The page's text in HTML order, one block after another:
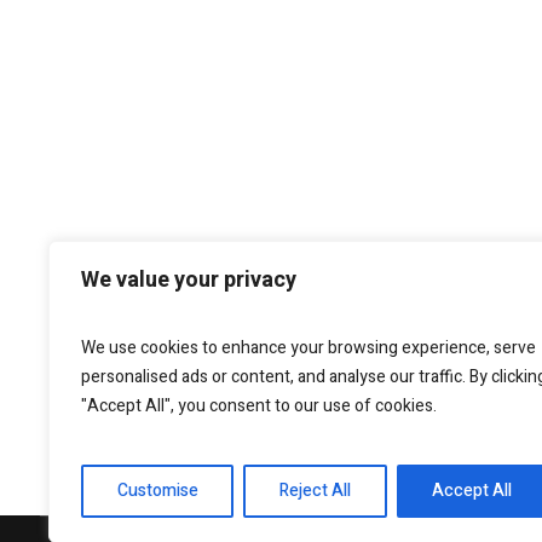
We value your privacy
We use cookies to enhance your browsing experience, serve
personalised ads or content, and analyse our traffic. By
"Accept All", you consent to our use of cookies.
Customise Reject All Accept All